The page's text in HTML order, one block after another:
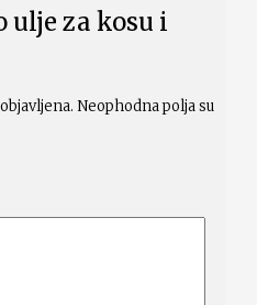
ulje za kosu i
Neophodna polja su